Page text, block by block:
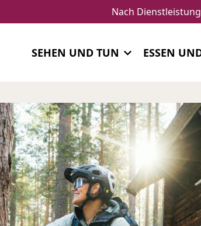
Nach
SEHEN UND TUN ESSEN